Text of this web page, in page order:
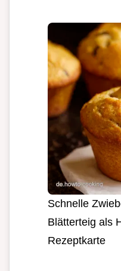
Schnelle
Blätterteig als
Rezeptkarte